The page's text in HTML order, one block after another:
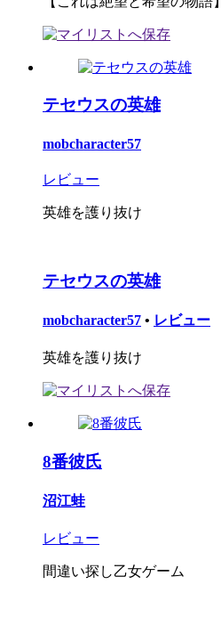
テセウスの英雄
mobcharacter57
レビュー
英雄を護り抜け
テセウスの英雄
mobcharacter57 • レビュー
英雄を護り抜け
8番彼氏
沼江蛙
レビュー
間違い探し乙女ゲーム